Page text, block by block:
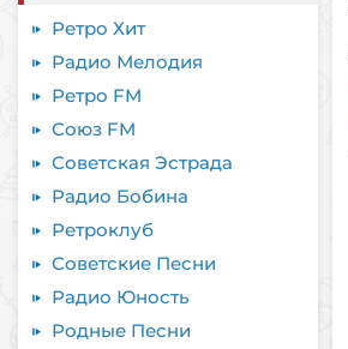
Ретро Хит
Радио Мелодия
Ретро FM
Союз FM
Советская Эстрада
Радио Бобина
Ретроклуб
Советские Песни
Радио Юность
Родные Песни